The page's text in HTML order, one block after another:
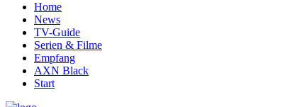
Home
News
TV-Guide
Serien & Filme
Empfang
AXN Black
Start